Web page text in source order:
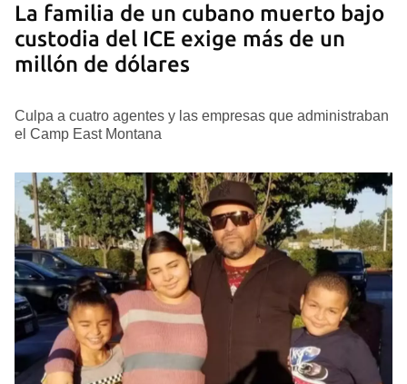
La familia de un cubano muerto bajo
custodia del ICE exige más de un
millón de dólares
Culpa a cuatro agentes y las empresas que administraban
el Camp East Montana